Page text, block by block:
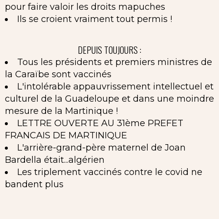
pour faire valoir les droits mapuches
Ils se croient vraiment tout permis !
DEPUIS TOUJOURS :
Tous les présidents et premiers ministres de
la Caraïbe sont vaccinés
L'intolérable appauvrissement intellectuel et
culturel de la Guadeloupe et dans une moindre
mesure de la Martinique !
LETTRE OUVERTE AU 31ème PREFET
FRANCAIS DE MARTINIQUE
L'arrière-grand-père maternel de Joan
Bardella était...algérien
Les triplement vaccinés contre le covid ne
bandent plus